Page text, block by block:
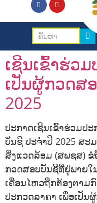
ເຊີນເຂົ້າຮ່ວ
ເປັນຜູ້ກວດສ
2025
ປະກາດເຊີນເຂົ້າຮ່ວມປ
ບັນຊີ ປະຈຳປີ 2025 ສ
ສິ່ງແວດລ້ອມ (ສພຊສ) ຂໍ
ກວດສອບບັນຊີທີ່ຢູ່ພາຍໃ
ເຄື່ອນໄຫວຖືກຕ້ອງຕາມ
ປະກວດລາຄາ ເພື່ອເປັ